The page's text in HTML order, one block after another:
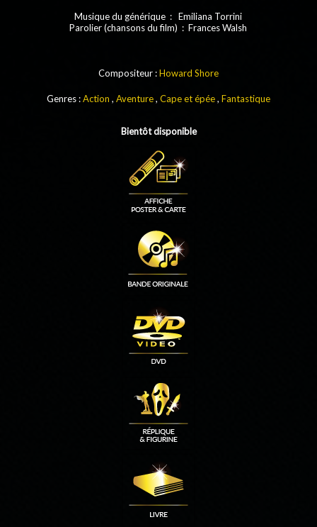
Musique du générique : Emiliana Torrini
Parolier (chansons du film) : Frances Walsh
Compositeur :Howard Shore
Genres :Action , Aventure, Cape et épée, Fantastique
Bientôt disponible